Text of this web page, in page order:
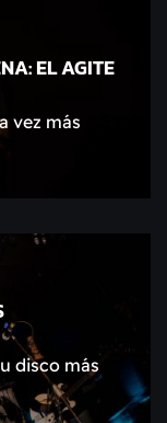
EL AGITE
vez más
disco más